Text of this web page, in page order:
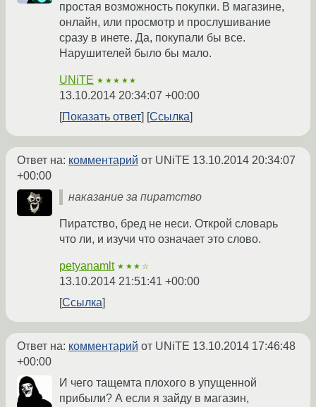
простая возможность покупки. В магазине,
онлайн, или просмотр и прослушивание
сразу в инете. Да, покупали бы все.
Нарушителей было бы мало.
UNiTE ★★★★★
13.10.2014 20:34:07 +00:00
Показать ответ
Ссылка
Ответ на: комментарий от UNiTE 13.10.2014 20:34:07
+00:00
наказание за пиратство
Пиратство, бред не неси. Открой словарь
что ли, и изучи что означает это слово.
petyanamlt ★★★☆
13.10.2014 21:51:41 +00:00
Ссылка
Ответ на: комментарий от UNiTE 13.10.2014 17:46:48
+00:00
И чего тащемта плохого в упущенной
прибыли? А если я зайду в магазин,